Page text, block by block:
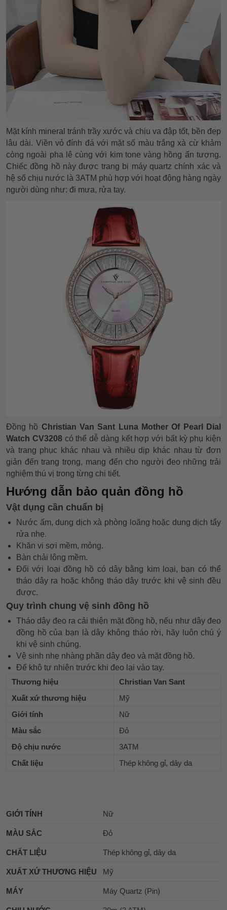
Mặt kính mineral tránh trầy xước và chịu va đập tốt, bền đẹp
lâu dài. Viền vỏ đính đá với mặt số màu trắng xà cừ khảm
còng ngoài pha lê cùng với kim tone vàng hồng ấn tượng.
Chiếc đồng hồ này được trang bị máy quartz chính xác và
hệ số chịu nước là 3ATM phù hợp với hoạt động hàng ngày
người dùng như: đi mưa, rửa tay.
Đồng hồ Christian Van Sant Luna Mother Of Pearl Dial
Watch CV3208 có thể dễ dàng kết hợp với bất kỳ phụ kiện
và trang phục khác nhau và nhiều dịp khác nhau từ đơn
giản đến trang trọng, mang đến cho người đeo những trải
nghiệm thú vị trong từng chi tiết.
Hướng dẫn bảo quản đồng hồ
Vật dụng cần chuẩn bị
Nước ấm, dung dịch xà phòng loãng hoặc dung dịch tẩy
rửa nhẹ.
Khăn vi sợi mềm, mỏng.
Bàn chải lông mềm.
Đối với loại đồng hồ có dây bằng kim loại, bạn có thể
tháo dây ra hoặc không tháo dây trước khi vệ sinh đều
được.
Quy trình chung vệ sinh đồng hồ
Tháo dây đeo ra cải thiện mặt đồng hồ, nếu như dây đeo
đồng hồ của bạn là dây không tháo rời, hãy luôn chú ý
khi vệ sinh chúng.
Vệ sinh nhẹ nhàng phần dây đeo và mặt đồng hồ.
Để khô tự nhiên trước khi đeo lại vào tay.
Thương hiệu
Christian Van Sant
Xuất xứ thương hiệu
Mỹ
Giới tính
Nữ
Màu sắc
Đỏ
Độ chịu nước
3ATM
Chất liệu
Thép không gỉ, dây da
GIỚI TÍNH Nữ
MÀU SẮC Đỏ
CHẤT LIỆU Thép không gỉ, dây da
XUẤT XỨ THƯƠNG HIỆU Mỹ
MÁY Máy Quartz (Pin)